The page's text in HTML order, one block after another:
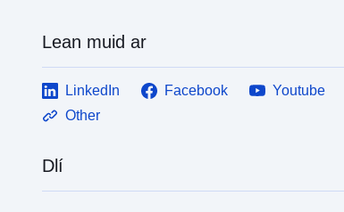
Lean muid ar
LinkedIn Facebook
Youtube
Other
Dlí